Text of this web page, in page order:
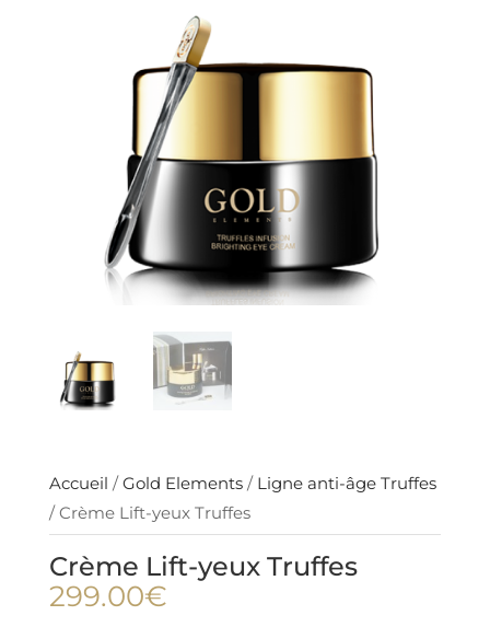
Accueil / Gold Elements/ Ligne anti-âge Truffes
/ Crème Lift-yeux Truffes
Crème Lift-yeux Truffes
299.00€